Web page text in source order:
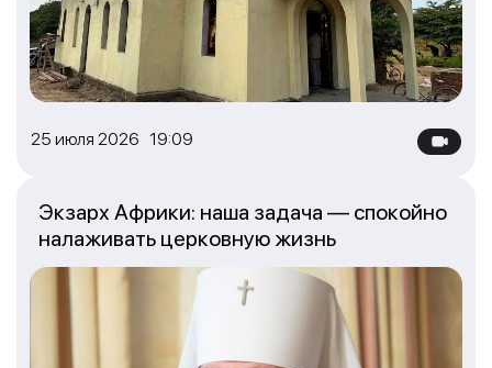
25 июля 2026 19:09
Экзарх Африки: наша задача — спокойно
налаживать церковную жизнь